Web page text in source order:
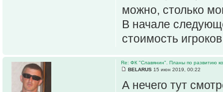
можно, столько
В начале
стоимость
Re: ФК "Славянин". Планы по развитию
BELARUS 15 июн 2019, 00:22
А нечего тут